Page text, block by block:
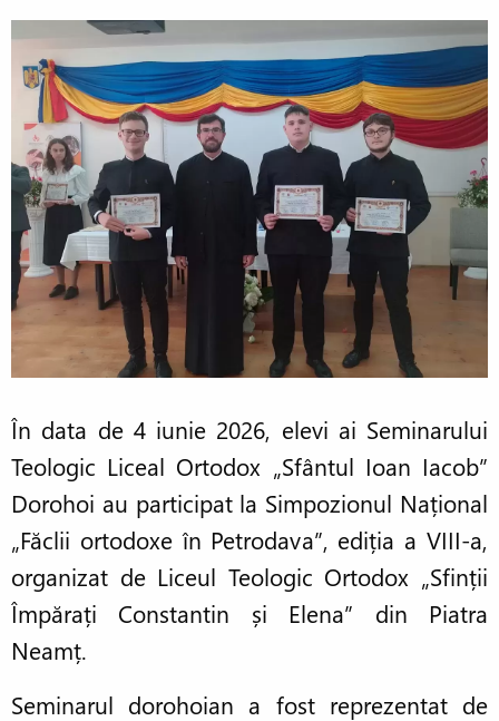
În data de 4 iunie 2026, elevi ai Seminarului
Teologic Liceal Ortodox „Sfântul Ioan Iacob”
Dorohoi au participat la Simpozionul Național
„Făclii ortodoxe în Petrodava”, ediția a VIII-a,
organizat de Liceul Teologic Ortodox „Sfinții
Împărați Constantin și Elena” din Piatra
Neamț.
Seminarul dorohoian a fost reprezentat de